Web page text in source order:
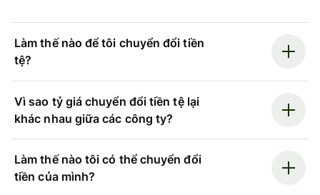
Làm thế nào để tôi chuyển đổi tiền
tệ?
Vì sao tỷ giá chuyển đổi tiền tệ lại
khác nhau giữa các công ty?
Làm thế nào tôi có thể chuyển đổi
tiền của mình?